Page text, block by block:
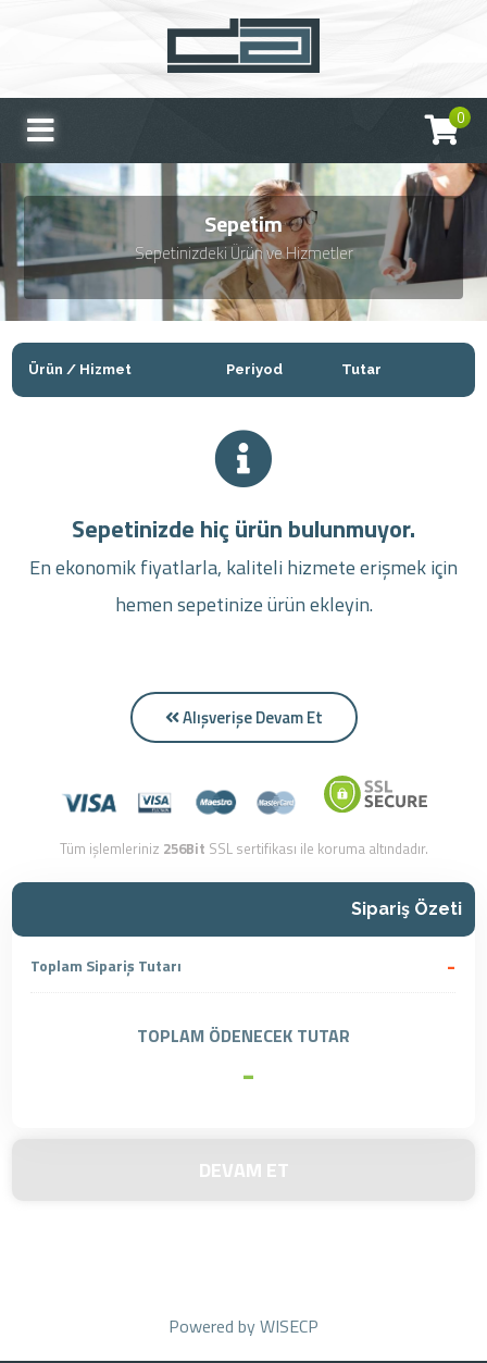
0
Sepetim
Sepetinizdeki Ürün ve Hizmetler
Ürün / Hizmet Periyod Tutar
Sepetinizde hiç ürün bulunmuyor.
En ekonomik fiyatlarla, kaliteli hizmete erişmek için
hemen sepetinize ürün ekleyin.
Alışverişe Devam Et
Tüm işlemleriniz 256Bit SSL sertifikası ile koruma altındadır.
Sipariş Özeti
Toplam Sipariş Tutarı -
TOPLAM ÖDENECEK TUTAR
-
DEVAM ET
Powered byWISECP